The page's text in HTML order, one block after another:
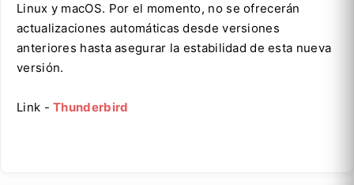
Linux y macOS. Por el momento, no se ofrecerán
actualizaciones automáticas desde versiones
anteriores hasta asegurar la estabilidad de esta nueva
versión.
Link -Thunderbird